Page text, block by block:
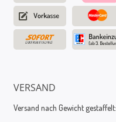
VERSAND
Versand nach Gewicht gestaffelt: